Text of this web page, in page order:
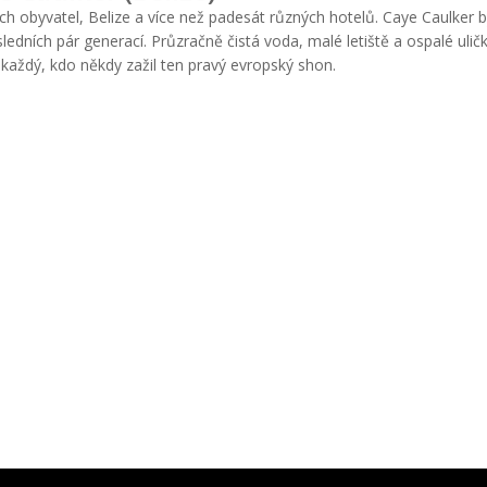
obyvatel, Belize a více než padesát různých hotelů. Caye Caulker
pár generací. Průzračně čistá voda, malé letiště a ospalé
kdo někdy zažil ten pravý evropský shon.